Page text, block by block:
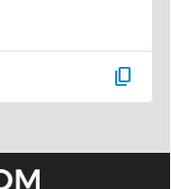
content_copy